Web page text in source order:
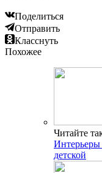
Поделиться
Отправить
Класснуть
Похожее
Читайте
Интерьеры
детской